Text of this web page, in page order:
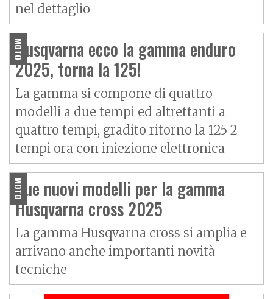
nel dettaglio
MOTO
Husqvarna ecco la gamma enduro
2025, torna la 125!
La gamma si compone di quattro
modelli a due tempi ed altrettanti a
quattro tempi, gradito ritorno la 125 2
tempi ora con iniezione elettronica
MOTO
Due nuovi modelli per la gamma
Husqvarna cross 2025
La gamma Husqvarna cross si amplia e
arrivano anche importanti novità
tecniche